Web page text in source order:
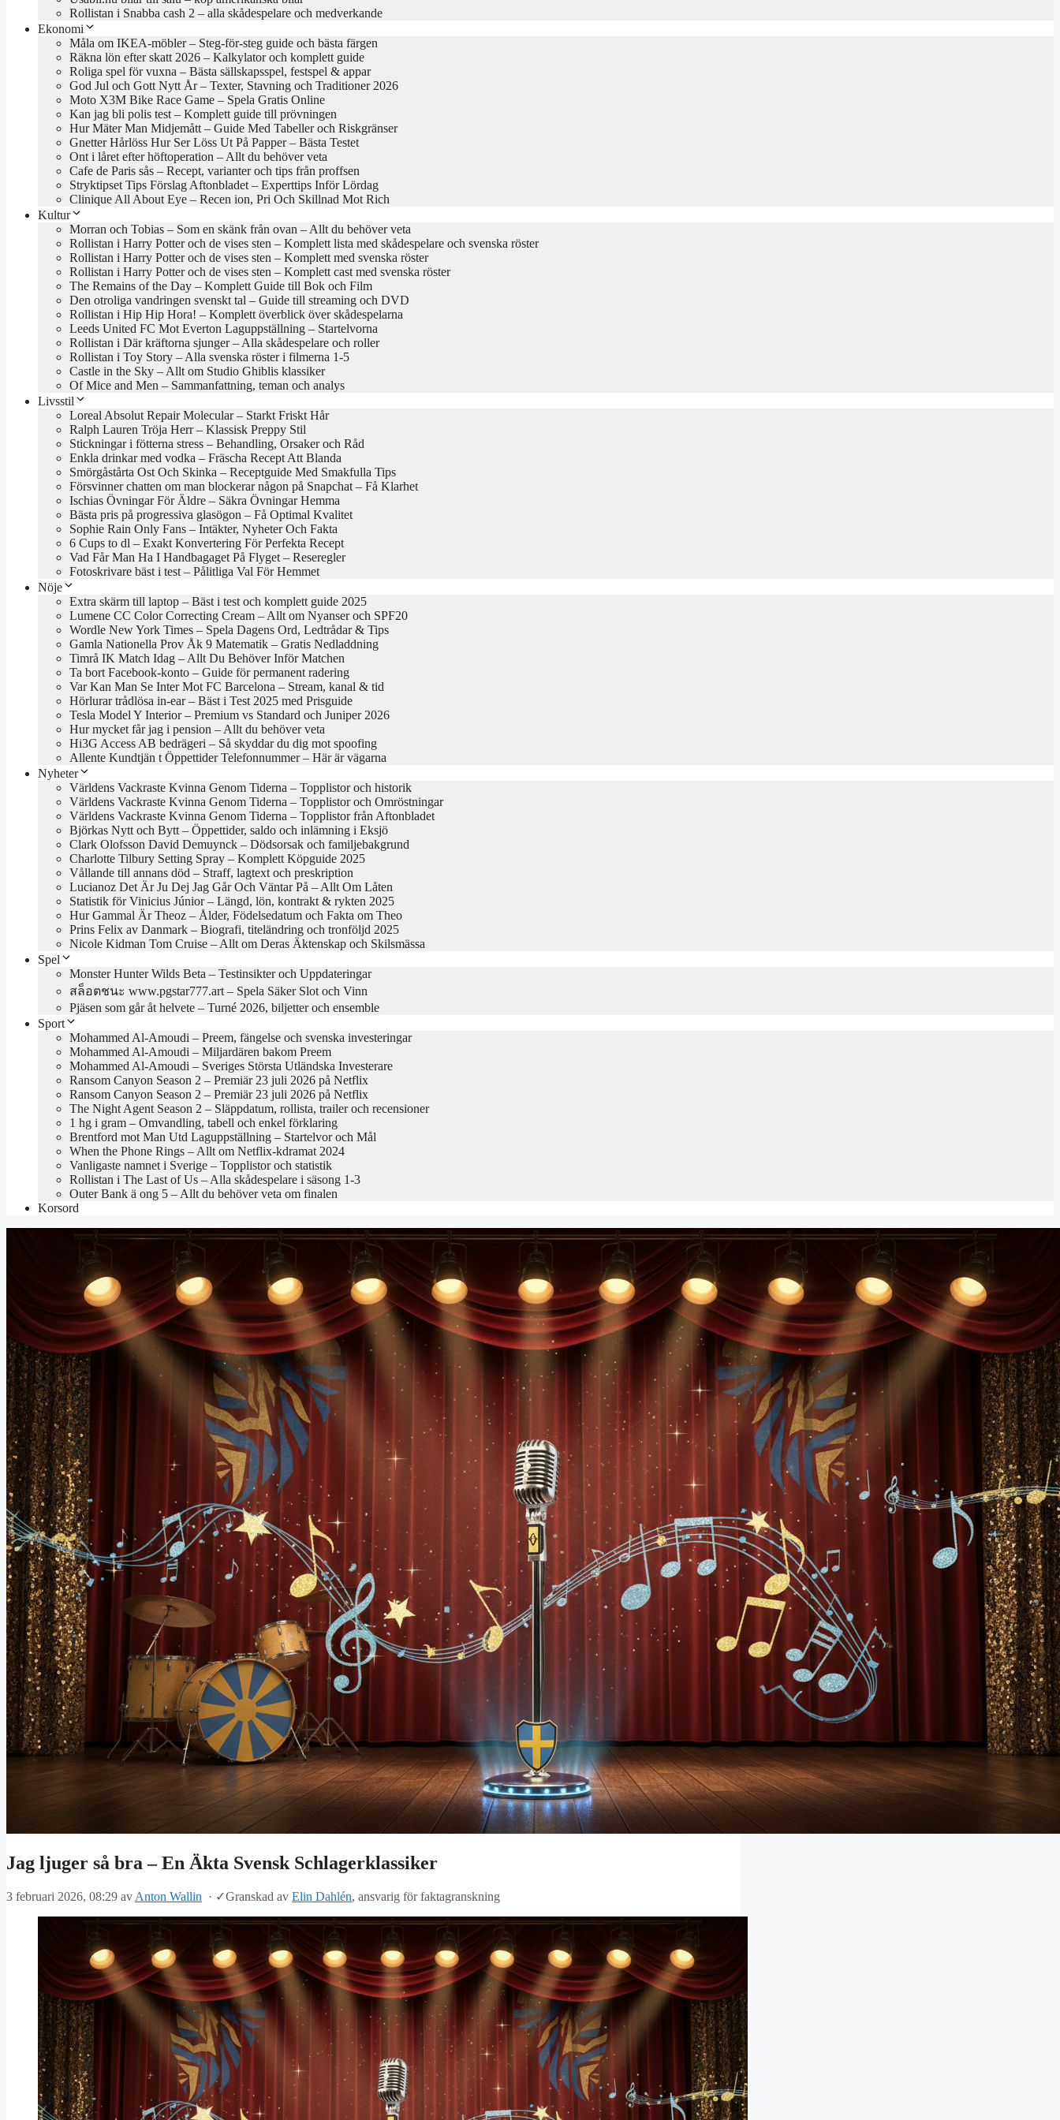
Rollistan i Snabba cash 2 – alla skådespelare och medverkande
Ekonomi
Måla om IKEA-möbler – Steg-för-steg guide och bästa färgen
Räkna lön efter skatt 2026 – Kalkylator och komplett guide
Roliga spel för vuxna – Bästa sällskapsspel, festspel & appar
God Jul och Gott Nytt År – Texter, Stavning och Traditioner 2026
Moto X3M Bike Race Game – Spela Gratis Online
Kan jag bli polis test – Komplett guide till prövningen
Hur Mäter Man Midjemått – Guide Med Tabeller och Riskgränser
Gnetter Hårlöss Hur Ser Löss Ut På Papper – Bästa Testet
Ont i låret efter höftoperation – Allt du behöver veta
Cafe de Paris sås – Recept, varianter och tips från proffsen
Stryktipset Tips Förslag Aftonbladet – Experttips Inför Lördag
Clinique All About Eye – Recen ion, Pri Och Skillnad Mot Rich
Kultur
Morran och Tobias – Som en skänk från ovan – Allt du behöver veta
Rollistan i Harry Potter och de vises sten – Komplett lista med skådespelare och svenska röster
Rollistan i Harry Potter och de vises sten – Komplett med svenska röster
Rollistan i Harry Potter och de vises sten – Komplett cast med svenska röster
The Remains of the Day – Komplett Guide till Bok och Film
Den otroliga vandringen svenskt tal – Guide till streaming och DVD
Rollistan i Hip Hip Hora! – Komplett överblick över skådespelarna
Leeds United FC Mot Everton Laguppställning – Startelvorna
Rollistan i Där kräftorna sjunger – Alla skådespelare och roller
Rollistan i Toy Story – Alla svenska röster i filmerna 1-5
Castle in the Sky – Allt om Studio Ghiblis klassiker
Of Mice and Men – Sammanfattning, teman och analys
Livsstil
Loreal Absolut Repair Molecular – Starkt Friskt Hår
Ralph Lauren Tröja Herr – Klassisk Preppy Stil
Stickningar i fötterna stress – Behandling, Orsaker och Råd
Enkla drinkar med vodka – Fräscha Recept Att Blanda
Smörgåstårta Ost Och Skinka – Receptguide Med Smakfulla Tips
Försvinner chatten om man blockerar någon på Snapchat – Få Klarhet
Ischias Övningar För Äldre – Säkra Övningar Hemma
Bästa pris på progressiva glasögon – Få Optimal Kvalitet
Sophie Rain Only Fans – Intäkter, Nyheter Och Fakta
6 Cups to dl – Exakt Konvertering För Perfekta Recept
Vad Får Man Ha I Handbagaget På Flyget – Reseregler
Fotoskrivare bäst i test – Pålitliga Val För Hemmet
Nöje
Extra skärm till laptop – Bäst i test och komplett guide 2025
Lumene CC Color Correcting Cream – Allt om Nyanser och SPF20
Wordle New York Times – Spela Dagens Ord, Ledtrådar & Tips
Gamla Nationella Prov Åk 9 Matematik – Gratis Nedladdning
Timrå IK Match Idag – Allt Du Behöver Inför Matchen
Ta bort Facebook-konto – Guide för permanent radering
Var Kan Man Se Inter Mot FC Barcelona – Stream, kanal & tid
Hörlurar trådlösa in-ear – Bäst i Test 2025 med Prisguide
Tesla Model Y Interior – Premium vs Standard och Juniper 2026
Hur mycket får jag i pension – Allt du behöver veta
Hi3G Access AB bedrägeri – Så skyddar du dig mot spoofing
Allente Kundtjän t Öppettider Telefonnummer – Här är vägarna
Nyheter
Världens Vackraste Kvinna Genom Tiderna – Topplistor och historik
Världens Vackraste Kvinna Genom Tiderna – Topplistor och Omröstningar
Världens Vackraste Kvinna Genom Tiderna – Topplistor från Aftonbladet
Björkas Nytt och Bytt – Öppettider, saldo och inlämning i Eksjö
Clark Olofsson David Demuynck – Dödsorsak och familjebakgrund
Charlotte Tilbury Setting Spray – Komplett Köpguide 2025
Vållande till annans död – Straff, lagtext och preskription
Lucianoz Det Är Ju Dej Jag Går Och Väntar På – Allt Om Låten
Statistik för Vinicius Júnior – Längd, lön, kontrakt & rykten 2025
Hur Gammal Är Theoz – Ålder, Födelsedatum och Fakta om Theo
Prins Felix av Danmark – Biografi, titeländring och tronföljd 2025
Nicole Kidman Tom Cruise – Allt om Deras Äktenskap och Skilsmässa
Spel
Monster Hunter Wilds Beta – Testinsikter och Uppdateringar
สล็อตชนะ www.pgstar777.art – Spela Säker Slot och Vinn
Pjäsen som går åt helvete – Turné 2026, biljetter och ensemble
Sport
Mohammed Al-Amoudi – Preem, fängelse och svenska investeringar
Mohammed Al-Amoudi – Miljardären bakom Preem
Mohammed Al-Amoudi – Sveriges Största Utländska Investerare
Ransom Canyon Season 2 – Premiär 23 juli 2026 på Netflix
Ransom Canyon Season 2 – Premiär 23 juli 2026 på Netflix
The Night Agent Season 2 – Släppdatum, rollista, trailer och recensioner
1 hg i gram – Omvandling, tabell och enkel förklaring
Brentford mot Man Utd Laguppställning – Startelvor och Mål
When the Phone Rings – Allt om Netflix-kdramat 2024
Vanligaste namnet i Sverige – Topplistor och statistik
Rollistan i The Last of Us – Alla skådespelare i säsong 1-3
Outer Bank ä ong 5 – Allt du behöver veta om finalen
Korsord
Jag ljuger så bra – En Äkta Svensk Schlagerklassiker
3 februari 2026, 08:29 avAnton Wallin · ✓Granskad av Elin Dahlén, ansvarig för faktagranskning